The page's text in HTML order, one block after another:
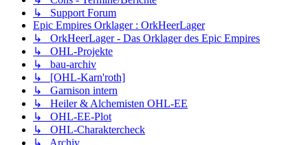
↳ Support Forum
Epic Empires Orklager : OrkHeerLager
↳ OrkHeerLager - Das Orklager des Epic Empires
↳ OHL-Projekte
↳ bau-archiv
↳ [OHL-Karn'roth]
↳ Garnison intern
↳ Heiler & Alchemisten OHL-EE
↳ OHL-EE-Plot
↳ OHL-Charaktercheck